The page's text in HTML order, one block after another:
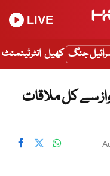
LIVE
جنگ کھیل انٹرٹینمنٹ
سے کل ملاقات